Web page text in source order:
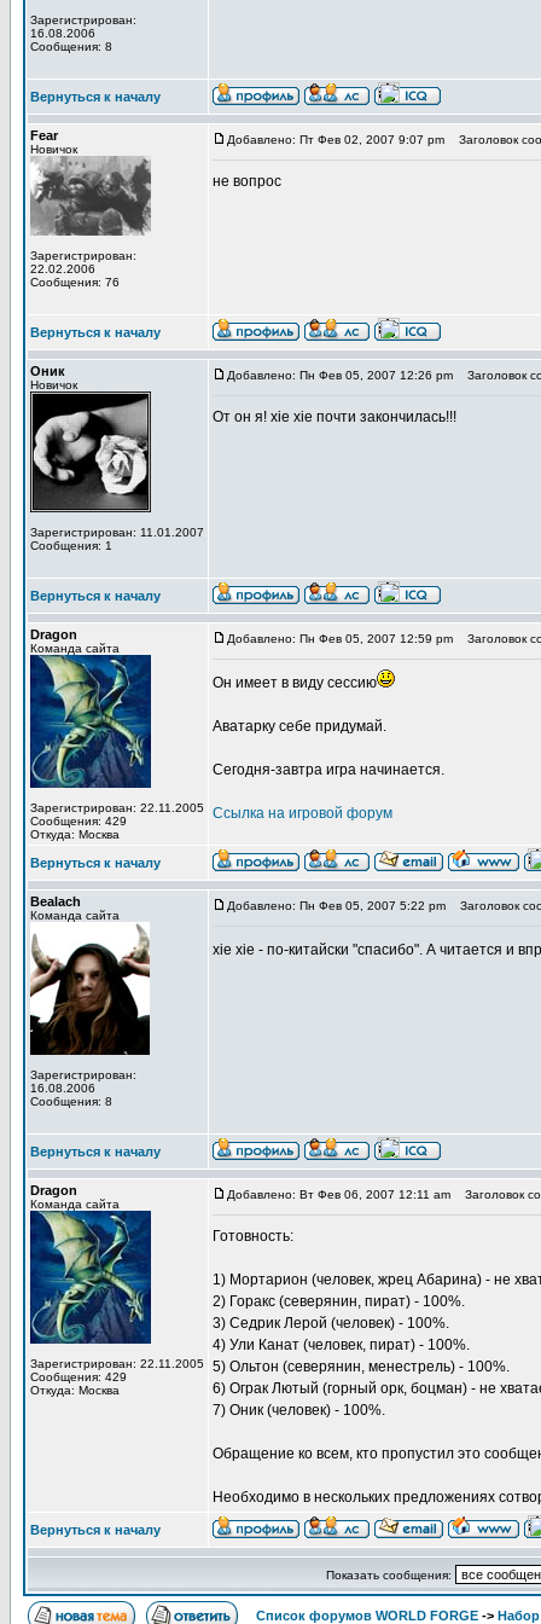
Зарегистрирован:
16.08.2006
Сообщения: 8
Вернуться к началу
Fear
Новичок
Зарегистрирован:
22.02.2006
Сообщения: 76
Добавлено: Пт Фев 02, 2007 9:07 pm Заголовок
не вопрос
Вернуться к началу
Оник
Новичок
Зарегистрирован: 11.01.2007
Сообщения: 1
Добавлено: Пн Фев 05, 2007 12:26 pm Заголовок
От он я! xie xie почти закончилась!!!
Вернуться к началу
Dragon
Команда сайта
Зарегистрирован: 22.11.2005
Сообщения: 429
Откуда: Москва
Добавлено: Пн Фев 05, 2007 12:59 pm Заголовок
Он имеет в виду сессию
Аватарку себе придумай.
Сегодня-завтра игра начинается.
Ссылка на игровой форум
Вернуться к началу
Bealach
Команда сайта
Зарегистрирован:
16.08.2006
Сообщения: 8
Добавлено: Пн Фев 05, 2007 5:22 pm Заголовок
xie xie - по-китайски "спасибо". А читается и
Вернуться к началу
Dragon
Команда сайта
Зарегистрирован: 22.11.2005
Сообщения: 429
Откуда: Москва
Добавлено: Вт Фев 06, 2007 12:11 am Заголовок
Готовность:
1) Мортарион (человек, жрец Абарина) - не
2) Горакс (северянин, пират) - 100%.
3) Седрик Лерой (человек) - 100%.
4) Ули Канат (человек, пират) - 100%.
5) Ольтон (северянин, менестрель) - 100%.
6) Ограк Лютый (горный орк, боцман) - не
7) Оник (человек) - 100%.
Обращение ко всем, кто пропустил это
Необходимо в нескольких предложениях
Вернуться к началу
Показать сообщения:
Список форумов WORLD FORGE ->